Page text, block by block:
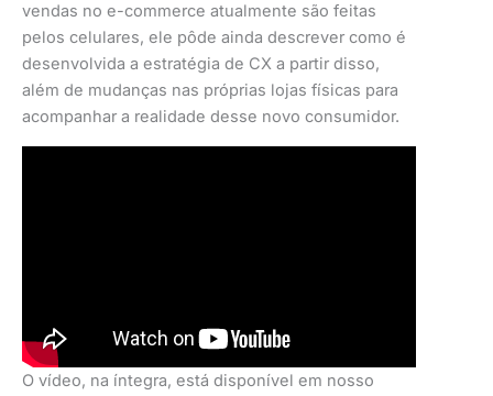
vendas no e-commerce atualmente são feitas
pelos celulares, ele pôde ainda descrever como é
desenvolvida a estratégia de CX a partir disso,
além de mudanças nas próprias lojas físicas para
acompanhar a realidade desse novo consumidor.
O vídeo, na íntegra, está disponível em nosso